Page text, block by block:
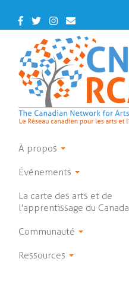
main
Facebook
TwitterInstagram
Contact
Us
À propos
Événements
La carte des arts et de
l'apprentissage du Canada
Communauté
Ressources